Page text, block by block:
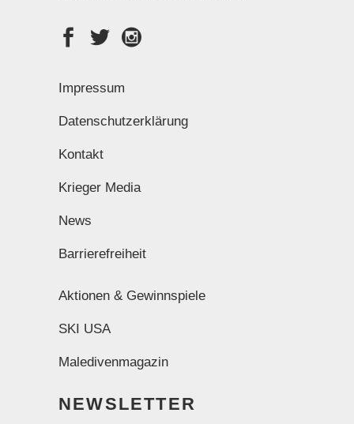
Impressum
Datenschutzerklärung
Kontakt
Krieger Media
News
Barrierefreiheit
Aktionen & Gewinnspiele
SKI USA
Maledivenmagazin
NEWSLETTER